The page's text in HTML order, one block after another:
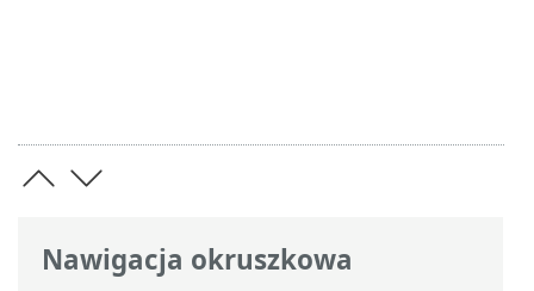
Nawigacja okruszkowa